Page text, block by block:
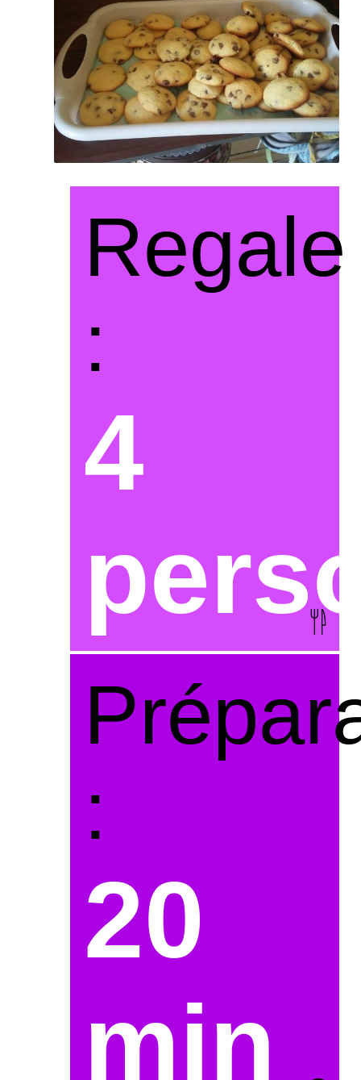
Regale
:
4
:
20
min